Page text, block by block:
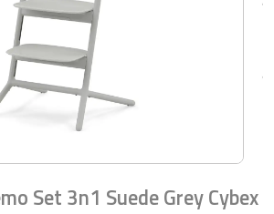
Set 3n1 Suede Grey Cybex